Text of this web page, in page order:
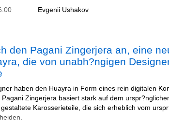
Evgenii Ushakov
den Pagani Zingerjera an, eine
die von unabh?ngigen
haben den Huayra in Form eines rein digitalen
Zingerjera basiert stark auf dem
Karosserieteile, die sich erheblich vom